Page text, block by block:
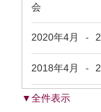
会
2020年4月 -
2018年4月 -
▼全件表示